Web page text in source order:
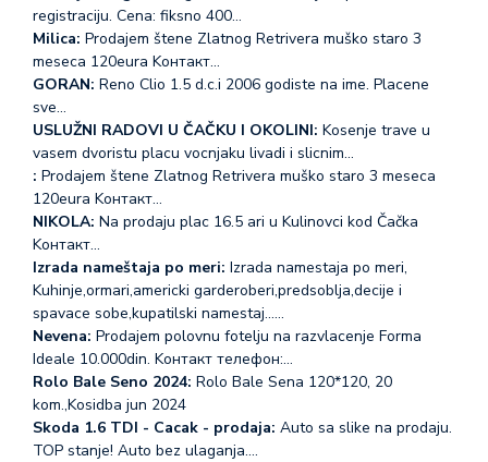
registraciju. Cena: fiksno 400…
Milica: Prodajem štene Zlatnog Retrivera muško staro 3
meseca 120eura Koнтакт…
GORAN: Reno Clio 1.5 d.c.i 2006 godiste na ime. Placene
sve…
USLUŽNI RADOVI U ČAČKU I OKOLINI: Kosenje trave u
vasem dvoristu placu vocnjaku livadi i slicnim…
: Prodajem štene Zlatnog Retrivera muško staro 3 meseca
120eura Koнтакт…
NIKOLA: Na prodaju plac 16.5 ari u Kulinovci kod Čačka
Koнтакт…
Izrada nameštaja po meri: Izrada namestaja po meri,
Kuhinje,ormari,americki garderoberi,predsoblja,decije i
spavace sobe,kupatilski namestaj...…
Nevena: Prodajem polovnu fotelju na razvlacenje Forma
Ideale 10.000din. Koнтакт телефон:…
Rolo Bale Seno 2024: Rolo Bale Sena 120*120, 20
kom.,Kosidba jun 2024
Skoda 1.6 TDI - Cacak - prodaja: Auto sa slike na prodaju.
TOP stanje! Auto bez ulaganja.…